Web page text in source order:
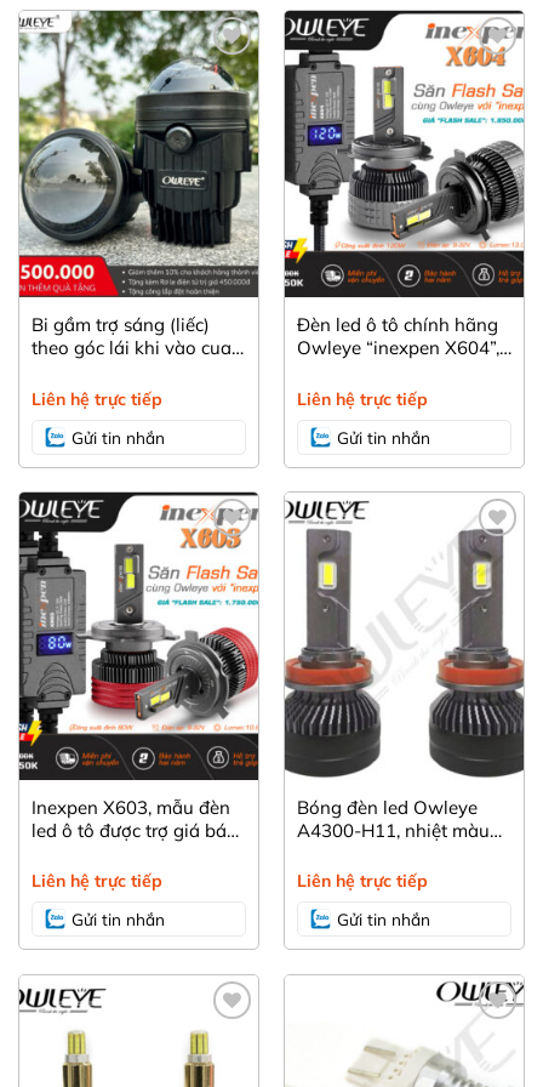
Thông số kỹ thuật Owleye A4300.
Yêu
thích
Bi gầm trợ sáng (liếc)
theo góc lái khi vào cua
toàn hơn với ba màu
Liên hệ trực tiếp
Gửi tin nhắn
Yêu
thích
Đèn led ô tô chính hãng
Owleye “inexpen X604”,
cao “giá hợp lý” cho
người sử dụng
Liên hệ trực tiếp
Gửi tin nhắn
Yêu
thích
Inexpen X603, mẫu đèn
led ô tô được trợ giá bán
Liên hệ trực tiếp
Gửi tin nhắn
Yêu
thích
Bóng đèn led Owleye
A4300-H11, nhiệt màu
hình.
Liên hệ trực tiếp
Gửi tin nhắn